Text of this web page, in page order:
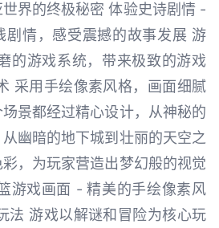
界的终极秘密 体验史诗剧情 -
剧情，感受震撼的故事发展 游
的游戏系统，带来极致的游戏
采用手绘像素风格，画面细腻
景都经过精心设计，从神秘的
幽暗的地下城到壮丽的天空之
，为玩家营造出梦幻般的视觉
游戏画面 - 精美的手绘像素风
法 游戏以解谜和冒险为核心玩